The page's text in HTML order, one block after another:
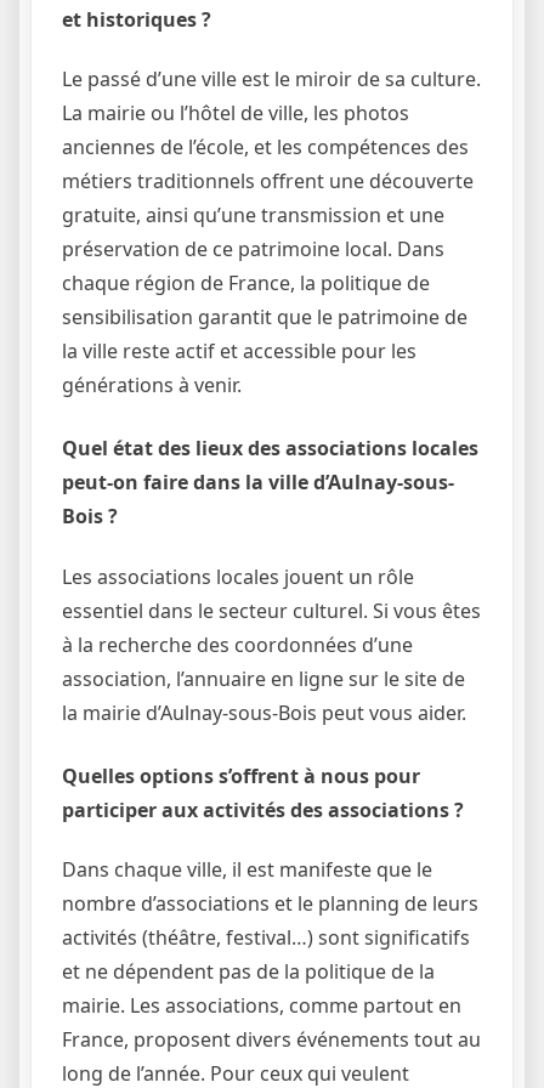
et historiques ?
Le passé d’une ville est le miroir de sa culture.
La mairie ou l’hôtel de ville, les photos
anciennes de l’école, et les compétences des
métiers traditionnels offrent une découverte
gratuite, ainsi qu’une transmission et une
préservation de ce patrimoine local. Dans
chaque région de France, la politique de
sensibilisation garantit que le patrimoine de
la ville reste actif et accessible pour les
générations à venir.
Quel état des lieux des associations locales
peut-on faire dans la ville d’Aulnay-sous-
Bois ?
Les associations locales jouent un rôle
essentiel dans le secteur culturel. Si vous êtes
à la recherche des coordonnées d’une
association, l’annuaire en ligne sur le site de
la mairie d’Aulnay-sous-Bois peut vous aider.
Quelles options s’offrent à nous pour
participer aux activités des associations ?
Dans chaque ville, il est manifeste que le
nombre d’associations et le planning de leurs
activités (théâtre, festival…) sont significatifs
et ne dépendent pas de la politique de la
mairie. Les associations, comme partout en
France, proposent divers événements tout au
long de l’année. Pour ceux qui veulent